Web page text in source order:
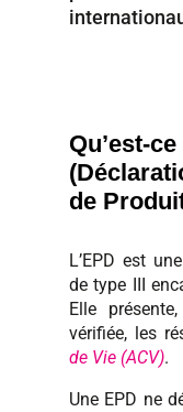
Qu’est-
de
L’EPD est
de type III
Elle
vérifiée, les
de Vie (ACV).
Une EPD ne